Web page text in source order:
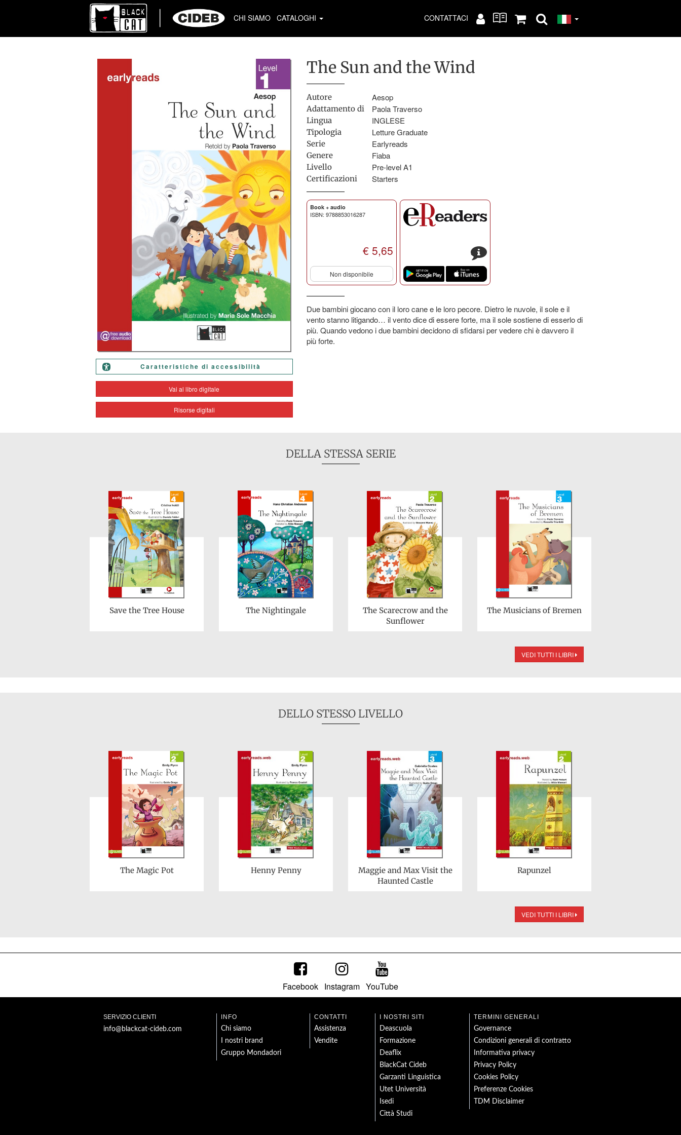
CHI SIAMO CATALOGHI CONTATTACI
Caratteristiche di accessibilità
Vai al libro digitale
Risorse digitali
The Sun and the Wind
Autore Aesop
Adattamento di Paola Traverso
Lingua INGLESE
Tipologia Letture Graduate
Serie Earlyreads
Genere Fiaba
Livello Pre-level A1
Certificazioni Starters
Book + audio
ISBN: 9788853016287
€ 5,65
Non disponibile
s
Due bambini giocano con il loro cane e le loro pecore. Dietro le nuvole, il sole e il
vento stanno litigando… il vento dice di essere forte, ma il sole sostiene di esserlo di
più. Quando vedono i due bambini decidono di sfidarsi per vedere chi è davvero il
più forte.
DELLA STESSA SERIE
Save the Tree House The Nightingale
The Scarecrow and the
Sunflower
The Musicians of Bremen
VEDI TUTTI I LIBRI
DELLO STESSO LIVELLO
The Magic Pot Henny Penny
Maggie and Max Visit the
Haunted Castle
Rapunzel
VEDI TUTTI I LIBRI
Facebook Instagram YouTube